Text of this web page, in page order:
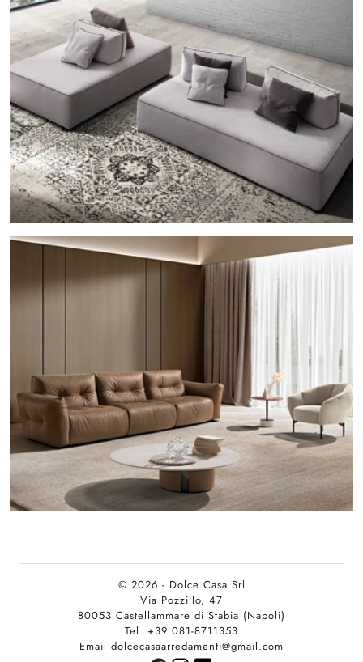
© 2026 - Dolce Casa Srl
Via Pozzillo, 47
80053 Castellammare di Stabia (Napoli)
Tel. +39 081-8711353
Email dolcecasaarredamenti@gmail.com